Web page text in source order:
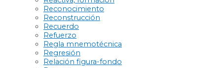
Reconocimiento
Reconstrucción
Recuerdo
Refuerzo
Regla mnemotécnica
Regresión
Relación figura-fondo